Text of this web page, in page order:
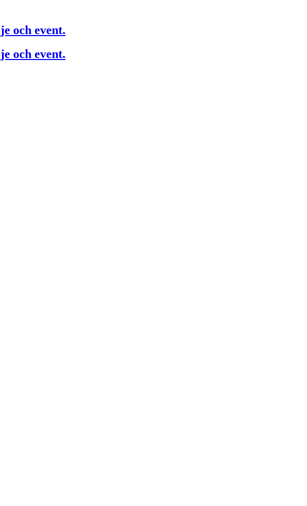
och event.
och event.